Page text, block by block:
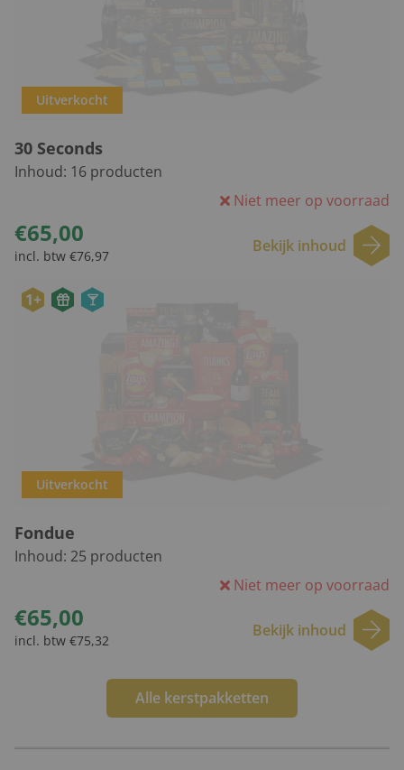
Uitverkocht
30 Seconds
Inhoud: 16 producten
Niet meer op voorraad
€65,00
incl. btw €76,97
Bekijk inhoud
1+
Uitverkocht
Fondue
Inhoud: 25 producten
Niet meer op voorraad
€65,00
incl. btw €75,32
Bekijk inhoud
Alle kerstpakketten